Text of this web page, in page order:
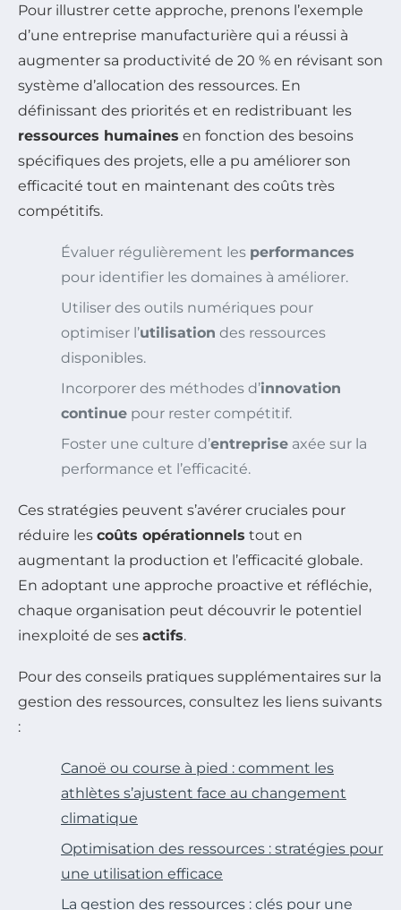
Pour illustrer cette approche, prenons l’exemple
d’une entreprise manufacturière qui a réussi à
augmenter sa productivité de 20 % en révisant son
système d’allocation des ressources. En
définissant des priorités et en redistribuant les
ressources humaines en fonction des besoins
spécifiques des projets, elle a pu améliorer son
efficacité tout en maintenant des coûts très
compétitifs.
Évaluer régulièrement les performances
pour identifier les domaines à améliorer.
Utiliser des outils numériques pour
optimiser l’utilisation des ressources
disponibles.
Incorporer des méthodes d’innovation
continue pour rester compétitif.
Foster une culture d’entreprise axée sur la
performance et l’efficacité.
Ces stratégies peuvent s’avérer cruciales pour
réduire les coûts opérationnels tout en
augmentant la production et l’efficacité globale.
En adoptant une approche proactive et réfléchie,
chaque organisation peut découvrir le potentiel
inexploité de ses actifs.
Pour des conseils pratiques supplémentaires sur la
gestion des ressources, consultez les liens suivants
:
Canoë ou course à pied : comment les
athlètes s’ajustent face au changement
climatique
Optimisation des ressources : stratégies pour
une utilisation efficace
La gestion des ressources : clés pour une